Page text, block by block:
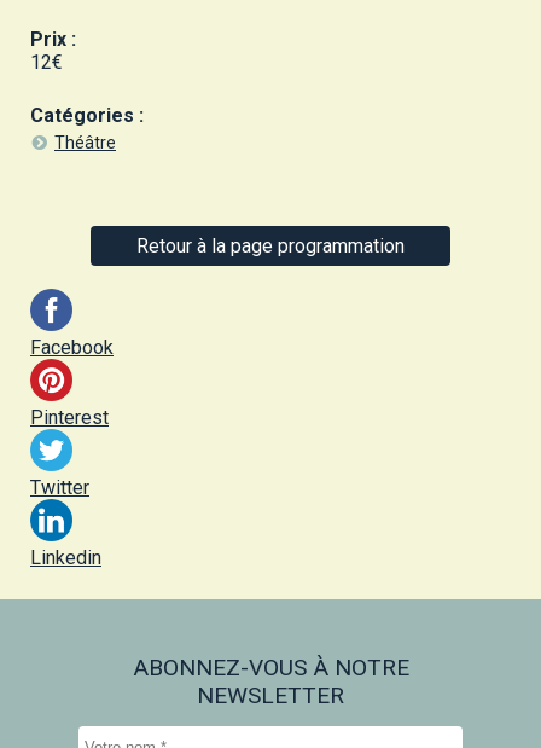
Prix :
12€
Catégories :
Théâtre
Retour à la page programmation
Facebook
Pinterest
Twitter
Linkedin
ABONNEZ-VOUS À NOTRE
NEWSLETTER